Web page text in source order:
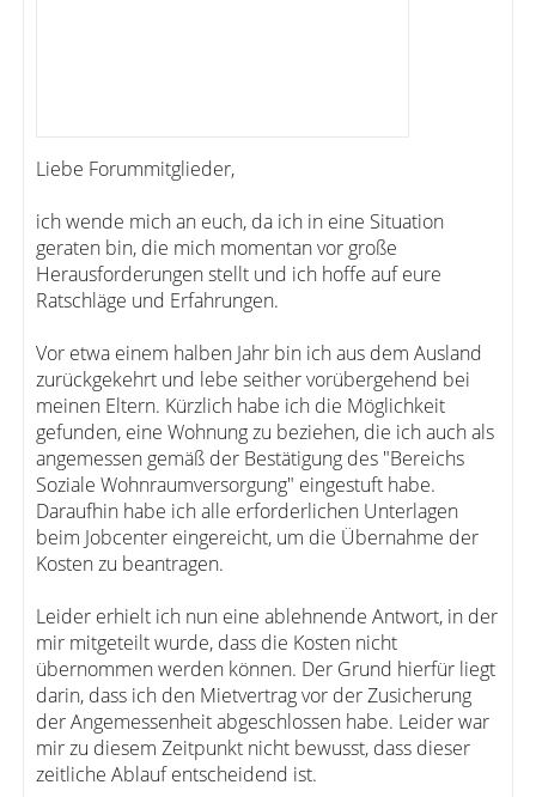
Liebe Forummitglieder,
ich wende mich an euch, da ich in eine Situation
geraten bin, die mich momentan vor große
Herausforderungen stellt und ich hoffe auf eure
Ratschläge und Erfahrungen.
Vor etwa einem halben Jahr bin ich aus dem Ausland
zurückgekehrt und lebe seither vorübergehend bei
meinen Eltern. Kürzlich habe ich die Möglichkeit
gefunden, eine Wohnung zu beziehen, die ich auch als
angemessen gemäß der Bestätigung des "Bereichs
Soziale Wohnraumversorgung" eingestuft habe.
Daraufhin habe ich alle erforderlichen Unterlagen
beim Jobcenter eingereicht, um die Übernahme der
Kosten zu beantragen.
Leider erhielt ich nun eine ablehnende Antwort, in der
mir mitgeteilt wurde, dass die Kosten nicht
übernommen werden können. Der Grund hierfür liegt
darin, dass ich den Mietvertrag vor der Zusicherung
der Angemessenheit abgeschlossen habe. Leider war
mir zu diesem Zeitpunkt nicht bewusst, dass dieser
zeitliche Ablauf entscheidend ist.